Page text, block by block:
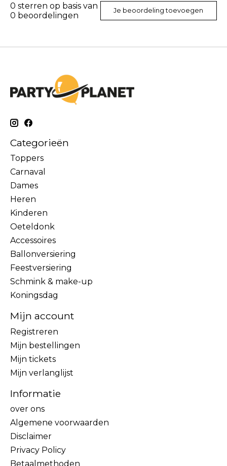
0 sterren op basis van
0 beoordelingen Je beoordeling toevoegen
Categorieën
Toppers
Carnaval
Dames
Heren
Kinderen
Oeteldonk
Accessoires
Ballonversiering
Feestversiering
Schmink & make-up
Koningsdag
Mijn account
Registreren
Mijn bestellingen
Mijn tickets
Mijn verlanglijst
Informatie
over ons
Algemene voorwaarden
Disclaimer
Privacy Policy
Betaalmethoden